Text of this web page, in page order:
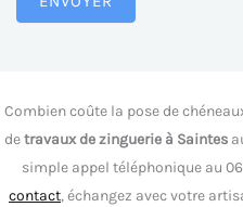
Combien coûte la pose de
detravaux de zinguerie à Saintes
simple appel téléphonique au
contact, échangez avec votre